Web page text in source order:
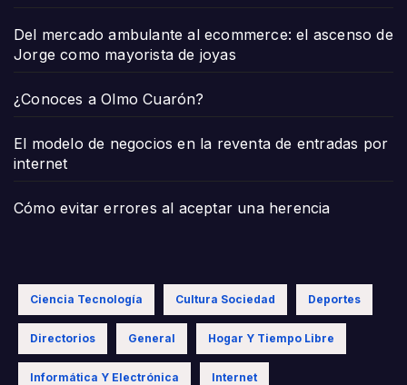
Del mercado ambulante al ecommerce: el ascenso de
Jorge como mayorista de joyas
¿Conoces a Olmo Cuarón?
El modelo de negocios en la reventa de entradas por
internet
Cómo evitar errores al aceptar una herencia
Ciencia Tecnología Cultura Sociedad Deportes
Directorios General Hogar Y Tiempo Libre
Informática Y Electrónica Internet